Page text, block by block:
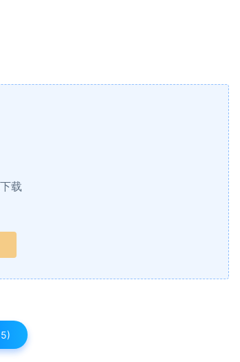
载
)